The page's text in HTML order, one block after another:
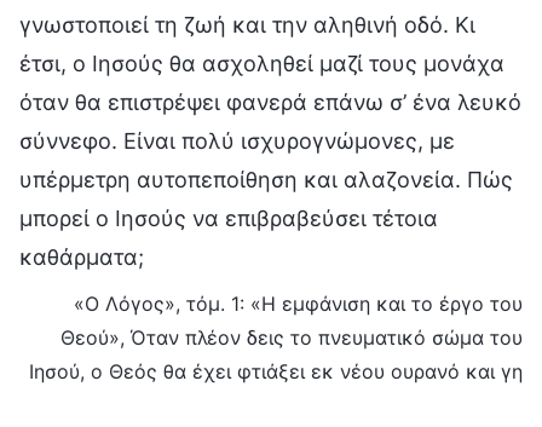
γνωστοποιεί τη ζωή και την αληθινή οδό. Κι
έτσι, ο Ιησούς θα ασχοληθεί μαζί τους μονάχα
όταν θα επιστρέψει φανερά επάνω σ’ ένα λευκό
σύννεφο. Είναι πολύ ισχυρογνώμονες, με
υπέρμετρη αυτοπεποίθηση και αλαζονεία. Πώς
μπορεί ο Ιησούς να επιβραβεύσει τέτοια
καθάρματα;
«Ο Λόγος», τόμ. 1: «Η εμφάνιση και το έργο του
Θεού», Όταν πλέον δεις το πνευματικό σώμα του
Ιησού, ο Θεός θα έχει φτιάξει εκ νέου ουρανό και γη